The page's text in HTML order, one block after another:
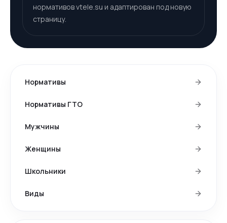
нормативов vtele.su и адаптирован под новую
страницу.
Нормативы
Нормативы ГТО
Мужчины
Женщины
Школьники
Виды